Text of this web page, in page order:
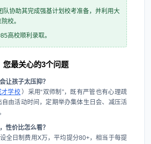
队协助其完成强基计划校考准备，并利用大
校。
高校顺利录取。
您最关心的3个问题
让孩子太压抑？
才学校）采用“双师制”，既有严管也有心理疏
由活动时间，定期举办集体生日会、减压活
性价比怎么看？
全日制费用X万，平均提分80+，相当于每提